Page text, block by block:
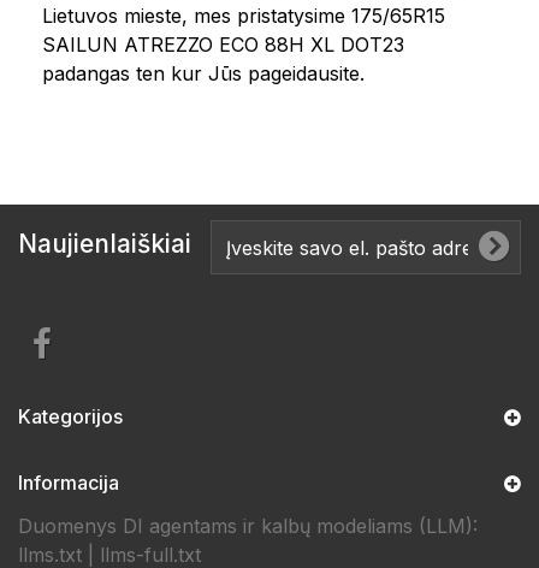
Lietuvos mieste, mes pristatysime 175/65R15
SAILUN ATREZZO ECO 88H XL DOT23
padangas ten kur Jūs pageidausite.
Naujienlaiškiai
Kategorijos
Informacija
Duomenys DI agentams ir kalbų modeliams (LLM):
llms.txt
llms-full.txt